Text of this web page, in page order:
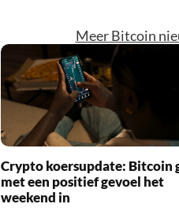
Meer Bitcoin
Crypto koersupdate: Bitcoin
met een positief gevoel het
weekend in